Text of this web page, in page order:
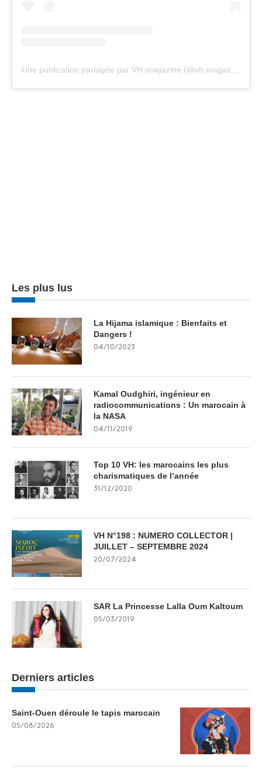
Une publication partagée par VH magazine (@vh.magazine)
Les plus lus
La Hijama islamique : Bienfaits et
Dangers !
04/10/2023
Kamal Oudghiri, ingénieur en
radiocommunications : Un marocain à
la NASA
04/11/2019
Top 10 VH: les marocains les plus
charismatiques de l’année
31/12/2020
VH N°198 : NUMERO COLLECTOR |
JUILLET – SEPTEMBRE 2024
20/07/2024
SAR La Princesse Lalla Oum Kaltoum
05/03/2019
Derniers articles
Saint-Ouen déroule le tapis marocain
05/08/2026